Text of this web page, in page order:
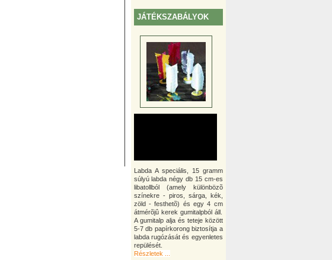
JÁTÉKSZABÁLYOK
Labda A speciális, 15 gramm
súlyú labda négy db 15 cm-es
libatollból (amely különbözõ
színekre - piros, sárga, kék,
zöld - festhetõ) és egy 4 cm
átmérõjû kerek gumitalpból áll.
A gumitalp alja és teteje között
5-7 db papírkorong biztosítja a
labda rugózását és egyenletes
repülését.
Részletek ...